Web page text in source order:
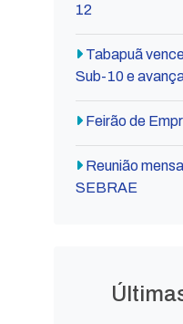
12
Tabapuã
Sub-10 e
Feirão de
Reunião
SEBRAE